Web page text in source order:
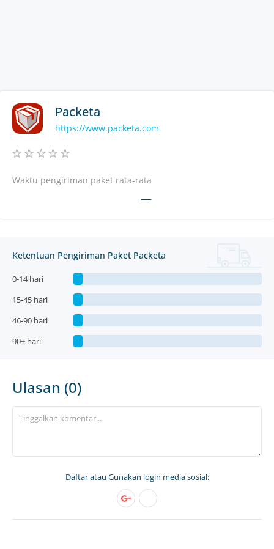
Packeta
https://www.packeta.com
Waktu pengiriman paket rata-rata
—
Ketentuan Pengiriman Paket Packeta
0-14 hari
15-45 hari
46-90 hari
90+ hari
Ulasan (0)
Daftaratau Gunakan login media sosial: